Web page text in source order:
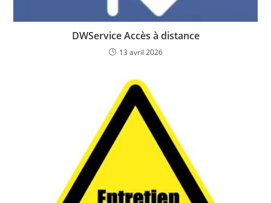
DWService Accès à distance
13 avril 2026